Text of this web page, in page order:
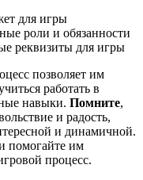
для игры
роли и обязанности
реквизиты для игры
позволяет им
работать в
навыки. Помните,
и радость,
и динамичной.
помогайте им
процесс.